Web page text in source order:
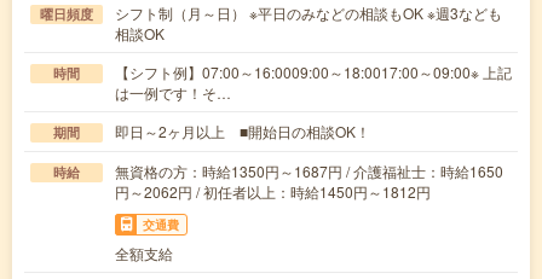
曜日頻度
シフト制（月～日） ※平日のみなどの相談もOK ※週3なども
相談OK
時間
【シフト例】07:00～16:0009:00～18:0017:00～09:00※ 上記
は一例です！そ…
期間 即日～2ヶ月以上 ■開始日の相談OK！
時給
無資格の方：時給1350円～1687円 / 介護福祉士：時給1650
円～2062円 / 初任者以上：時給1450円～1812円
交通費
全額支給